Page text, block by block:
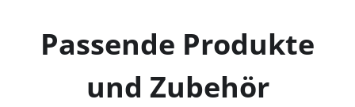
Passende Produkte
und Zubehör